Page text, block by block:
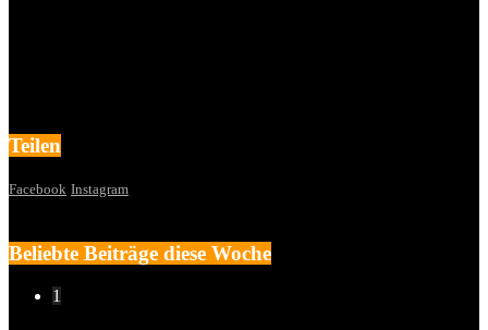
Teilen
Facebook Instagram
Beliebte Beiträge diese Woche
1